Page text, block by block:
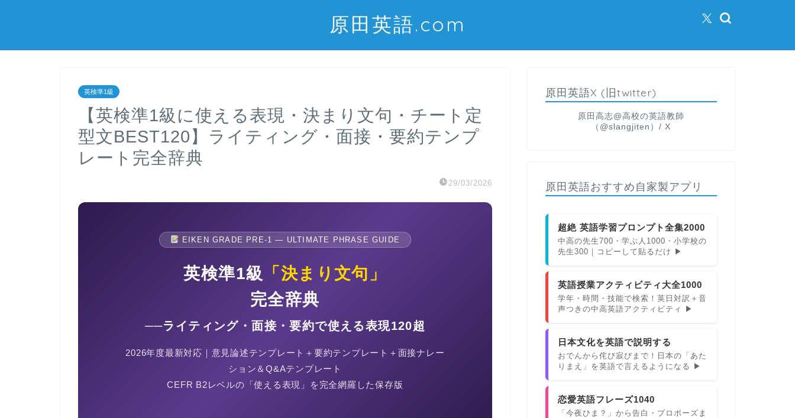
原田英語.com
英検準1級
【英検準1級に使える表現・決まり文句・チート定
型文BEST120】ライティング・面接・要約テンプ
レート完全辞典
29/03/2026
EIKEN GRADE PRE-1 — ULTIMATE PHRASE GUIDE
英検準1級
「決まり文句」
完全辞典
──ライティング・面接・要約で使える表現120超
2026年度最新対応｜意見論述テンプレート＋要約テンプレート＋面接ナレー
ション＆Q&Aテンプレート
CEFR B2レベルの「使える表現」を完全網羅した保存版
原田英語X (旧twitter)
原田高志@高校の英語教師
（@slangjiten）/ X
原田英語おすすめ自家製アプリ
超絶 英語学習プロンプト全集2000
中高の先生700・学ぶ人1000・小学校の
先生300｜コピーして貼るだけ ▶
英語授業アクティビティ大全1000
学年・時間・技能で検索！英日対訳＋音
声つきの中高英語アクティビティ ▶
日本文化を英語で説明する
おでんから侘び寂びまで！日本の「あた
りまえ」を英語で言えるようになる ▶
恋愛英語フレーズ1040
「今夜ひま？」から告白・プロポーズま